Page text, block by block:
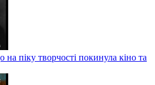
на піку творчості покинула кіно та